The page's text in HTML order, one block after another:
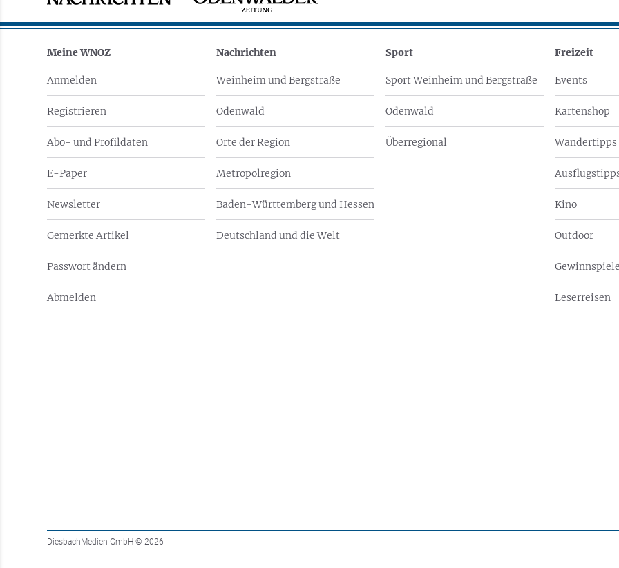
Meine WNOZ
Anmelden
Registrieren
Abo- und Profildaten
E-Paper
Newsletter
Gemerkte Artikel
Passwort ändern
Abmelden
Nachrichten
Weinheim und Bergstraße
Odenwald
Orte der Region
Metropolregion
Baden-Württemberg und Hessen
Deutschland und die Welt
Sport
Sport Weinheim und Bergstraße
Odenwald
Überregional
Freizeit
Events
Kartenshop
Wandertipps
Kino
Outdoor
Gewinnspiele
Leserreisen
DiesbachMedien GmbH © 2026